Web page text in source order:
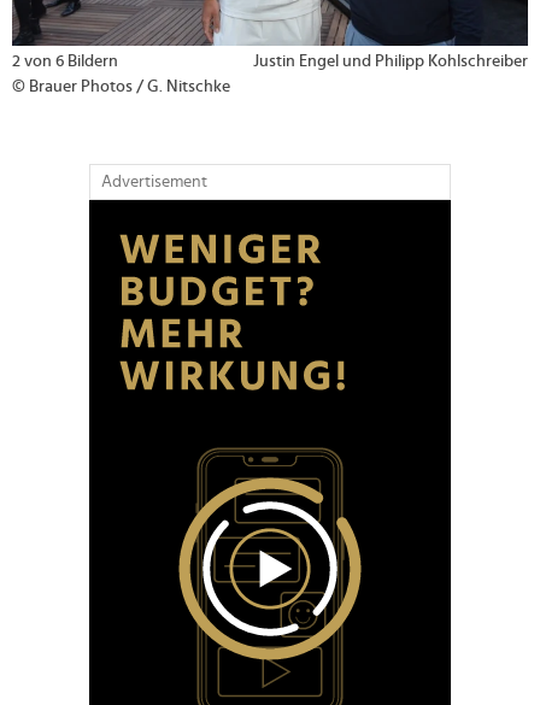
2 von 6 Bildern
Justin Engel und Philipp Kohlschreiber
© Brauer Photos / G. Nitschke
Advertisement